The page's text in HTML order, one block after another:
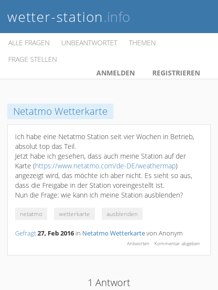
wetter-station.info
ALLE FRAGEN UNBEANTWORTET
THEMEN
FRAGE STELLEN
ANMELDEN
REGISTRIEREN
Netatmo Wetterkarte
Ich habe eine Netatmo Station seit vier Wochen in Betrieb,
absolut top das Teil.
Jetzt habe ich gesehen, dass auch meine Station auf der
Karte (https://www.netatmo.com/de-DE/weathermap)
angezeigt wird, das möchte ich aber nicht. Es sieht so aus,
dass die Freigabe in der Station voreingestellt ist.
Nun die Frage: wie kann ich meine Station ausblenden?
netatmo wetterkarte ausblenden
Gefragt27, Feb 2016 in Netatmo Wetterkartevon Anonym
1 Antwort